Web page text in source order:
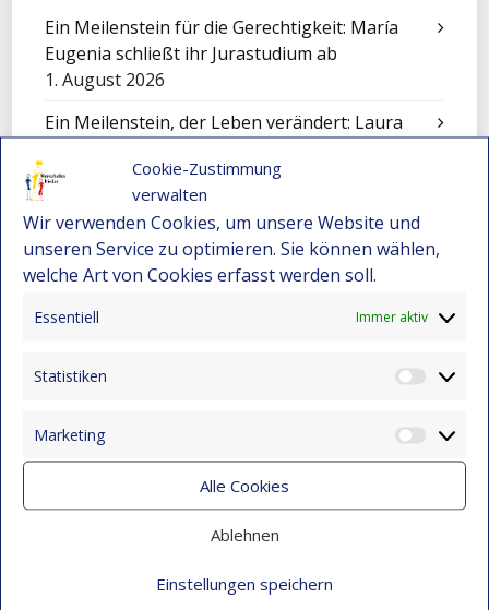
Cookie-Zustimmung
verwalten
Wir verwenden Cookies, um unsere Website und
unseren Service zu optimieren. Sie können wählen,
welche Art von Cookies erfasst werden soll.
Essentiell Immer aktiv
Statistiken
Marketing
Alle Cookies
Ablehnen
Einstellungen speichern
Ein Meilenstein für die Gerechtigkeit: María
Eugenia schließt ihr Jurastudium ab
1. August 2026
Ein Meilenstein, der Leben verändert: Laura
7. Juni 2026
Maira Lenis – Eine inspirierende Geschichte
voller Resilienz und Hoffnung
28. Januar 2026
Wie Alexander durch ein Stipendium seine
Kolumbien
Nicole – Ein junges Talent aus Montebello
bewirbt sich für ein Stipendium
22. Dezember 2025
Darwin Bravo – Vom Landleben zur
22. Dezember 2025